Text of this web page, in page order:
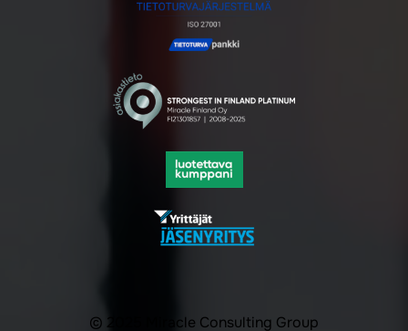
© 2025 Miracle Consulting Group